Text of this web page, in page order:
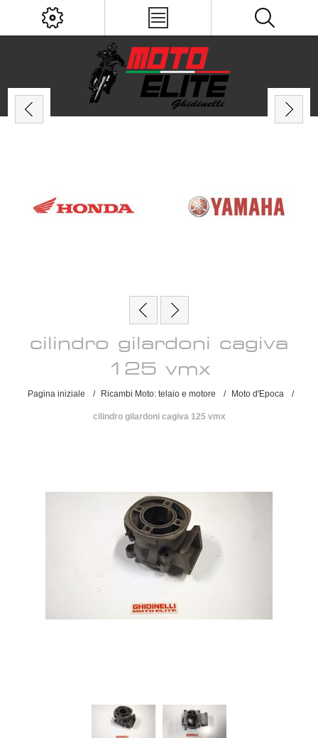
cilindro gilardoni cagiva
125 vmx
Pagina iniziale / Ricambi Moto: telaio e motore / Moto d'Epoca /
cilindro gilardoni cagiva 125 vmx